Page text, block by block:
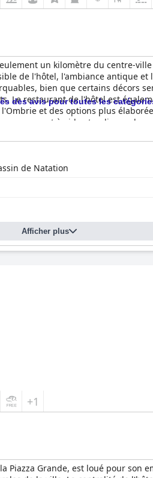
un kilomètre du centre-
de l'hôtel, l'ambiance antique et
bien que certains décors
Le restaurant de l'hôtel est
et des options plus
à aider, tandis que le
des services d'hydro
l'ensemble, lePark Hotel Ai
des avis pour toutes les
de Natation
Afficher plus
+1
Grande, est loué pour son